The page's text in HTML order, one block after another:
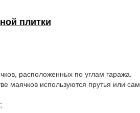
плитки
расположенных по углам гаража.
маячков используются прутья или сам